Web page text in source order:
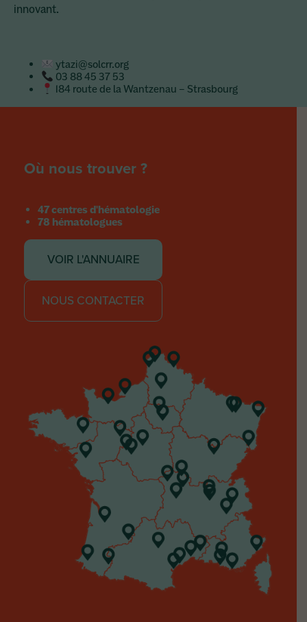
innovant.
ytazi@solcrr.org
03 88 45 37 53
184 route de la Wantzenau – Strasbourg
Où nous trouver ?
47 centres d'hématologie
78 hématologues
VOIR L'ANNUAIRE
NOUS CONTACTER